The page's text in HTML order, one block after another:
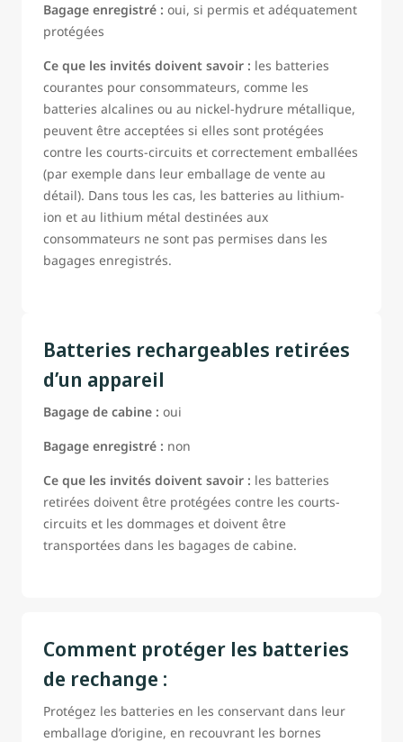
Bagage enregistré : oui, si permis et adéquatement
protégées
Ce que les invités doivent savoir : les batteries
courantes pour consommateurs, comme les
batteries alcalines ou au nickel-hydrure métallique,
peuvent être acceptées si elles sont protégées
contre les courts-circuits et correctement emballées
(par exemple dans leur emballage de vente au
détail). Dans tous les cas, les batteries au lithium-
ion et au lithium métal destinées aux
consommateurs ne sont pas permises dans les
bagages enregistrés.
Batteries rechargeables retirées
d’un appareil
Bagage de cabine : oui
Bagage enregistré : non
Ce que les invités doivent savoir : les batteries
retirées doivent être protégées contre les courts-
circuits et les dommages et doivent être
transportées dans les bagages de cabine.
Comment protéger les batteries
de rechange :
Protégez les batteries en les conservant dans leur
emballage d’origine, en recouvrant les bornes